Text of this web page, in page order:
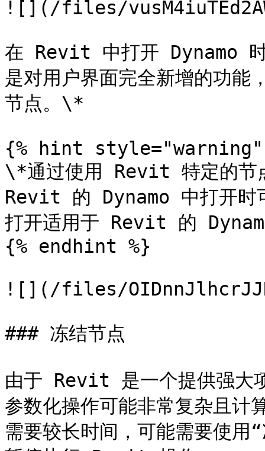
![](/files/
在 Revit 中打开 Dynamo
是对用户界面完全新增的功
节点。\*
{% hint style="warning"
\*通过使用 Revit 特定的节
Revit 的 Dynamo 中打开时
打开适用于 Revit 的
{% endhint %}
![](/files/
### 冻结节点
由于 Revit 是一个提供强大
参数化操作可能非常复杂且
需要较长时间，可能需要使用